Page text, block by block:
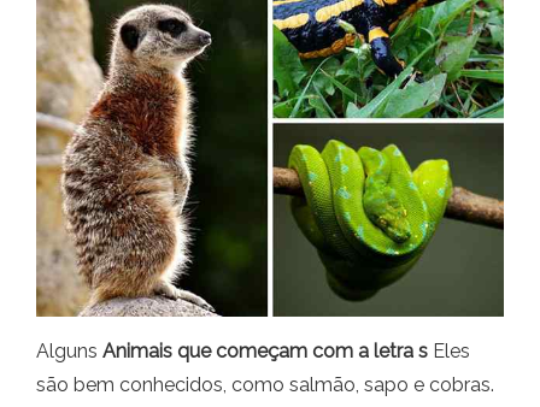
Alguns Animais que começam com a letra s Eles
são bem conhecidos, como salmão, sapo e cobras.